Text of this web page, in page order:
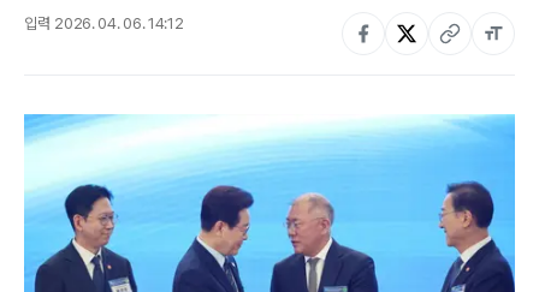
입력 2026. 04. 06. 14:12